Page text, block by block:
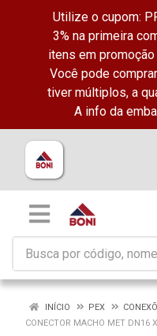
Utilize o cupom:
3% na primeira
itens em
Você pode
tiver múltiplos, a
A info da
INÍCIO PEX
CONECTOR MACHO MET DN16